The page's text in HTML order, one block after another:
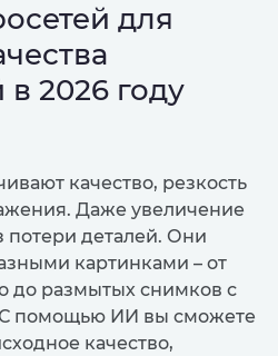
для
2026 году
качество, резкость
Даже увеличение
потери деталей. Они
картинками – от
до размытых снимков с
помощью ИИ вы сможете
качество,